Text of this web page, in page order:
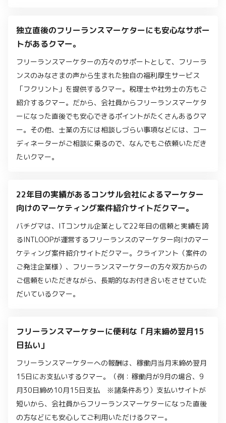
独立直後のフリーランスマーケターにも安心なサポー
トがあるクマー。
フリーランスマーケターの方々のサポートとして、フリーラ
ンスのみなさまの声から生まれた独自の福利厚生サービス
「フクリント」を提供するクマー。税理士や社労士の方もご
紹介するクマー。だから、会社員からフリーランスマーケタ
ーになった直後でも安心できるポイントがたくさんあるクマ
ー。その他、士業の方には相談しづらい事項などには、コー
ディネーターがご相談に乗るので、なんでもご依頼いただき
たいクマー。
22年目の実績があるコンサル会社によるマーケター
向けのマーケティング案件紹介サイトだクマー。
バチグマは、ITコンサル企業として22年目の信頼と実績を誇
るINTLOOPが運営するフリーランスのマーケター向けのマー
ケティング案件紹介サイトだクマー。クライアント（案件の
ご発注企業様）、フリーランスマーケターの方々双方からの
ご信頼をいただきながら、長期的なお付き合いをさせていた
だいているクマー。
フリーランスマーケターに便利な「月末締め翌月15
日払い」
フリーランスマーケターへの報酬は、稼働月当月末締め翌月
15日にお支払いするクマー。（例：稼働月が9月の場合、9
月30日締め10月15日支払 ※諸条件あり）支払いサイトが
短いから、会社員からフリーランスマーケターになった直後
の方などにも安心してご利用いただけるクマー。